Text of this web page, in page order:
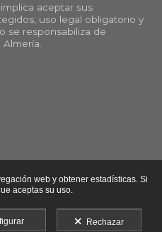
implica aceptar sus
uso legal obligatorio y
se responsabiliza de
web y obtener estadísticas. Si
aceptas su uso.
Rechazar